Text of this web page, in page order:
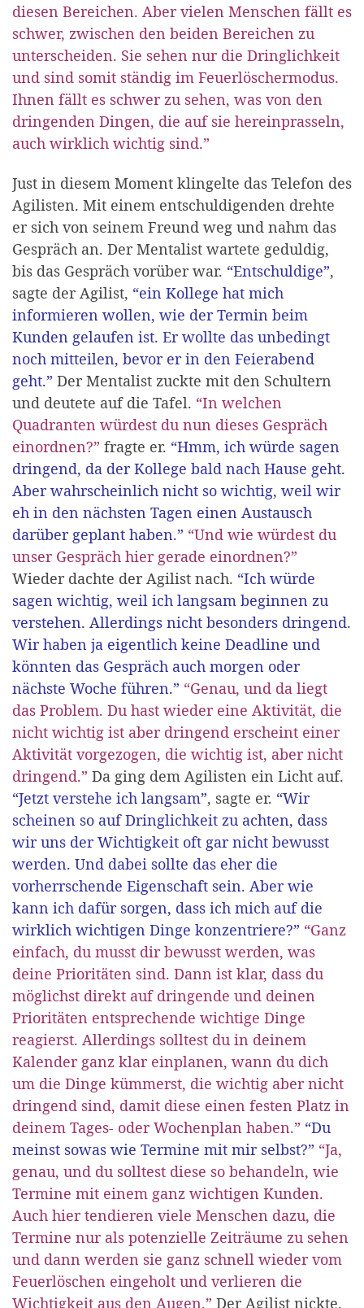
diesen Bereichen. Aber vielen Menschen fällt es
schwer, zwischen den beiden Bereichen zu
unterscheiden. Sie sehen nur die Dringlichkeit
und sind somit ständig im Feuerlöschermodus.
Ihnen fällt es schwer zu sehen, was von den
dringenden Dingen, die auf sie hereinprasseln,
auch wirklich wichtig sind.”
Just in diesem Moment klingelte das Telefon des
Agilisten. Mit einem entschuldigenden drehte
er sich von seinem Freund weg und nahm das
Gespräch an. Der Mentalist wartete geduldig,
bis das Gespräch vorüber war. “Entschuldige”,
sagte der Agilist, “ein Kollege hat mich
informieren wollen, wie der Termin beim
Kunden gelaufen ist. Er wollte das unbedingt
noch mitteilen, bevor er in den Feierabend
geht.” Der Mentalist zuckte mit den Schultern
und deutete auf die Tafel. “In welchen
Quadranten würdest du nun dieses Gespräch
einordnen?” fragte er. “Hmm, ich würde sagen
dringend, da der Kollege bald nach Hause geht.
Aber wahrscheinlich nicht so wichtig, weil wir
eh in den nächsten Tagen einen Austausch
darüber geplant haben.” “Und wie würdest du
unser Gespräch hier gerade einordnen?”
Wieder dachte der Agilist nach. “Ich würde
sagen wichtig, weil ich langsam beginnen zu
verstehen. Allerdings nicht besonders dringend.
Wir haben ja eigentlich keine Deadline und
könnten das Gespräch auch morgen oder
nächste Woche führen.” “Genau, und da liegt
das Problem. Du hast wieder eine Aktivität, die
nicht wichtig ist aber dringend erscheint einer
Aktivität vorgezogen, die wichtig ist, aber nicht
dringend.” Da ging dem Agilisten ein Licht auf.
“Jetzt verstehe ich langsam”, sagte er. “Wir
scheinen so auf Dringlichkeit zu achten, dass
wir uns der Wichtigkeit oft gar nicht bewusst
werden. Und dabei sollte das eher die
vorherrschende Eigenschaft sein. Aber wie
kann ich dafür sorgen, dass ich mich auf die
wirklich wichtigen Dinge konzentriere?” “Ganz
einfach, du musst dir bewusst werden, was
deine Prioritäten sind. Dann ist klar, dass du
möglichst direkt auf dringende und deinen
Prioritäten entsprechende wichtige Dinge
reagierst. Allerdings solltest du in deinem
Kalender ganz klar einplanen, wann du dich
um die Dinge kümmerst, die wichtig aber nicht
dringend sind, damit diese einen festen Platz in
deinem Tages- oder Wochenplan haben.” “Du
meinst sowas wie Termine mit mir selbst?” “Ja,
genau, und du solltest diese so behandeln, wie
Termine mit einem ganz wichtigen Kunden.
Auch hier tendieren viele Menschen dazu, die
Termine nur als potenzielle Zeiträume zu sehen
und dann werden sie ganz schnell wieder vom
Feuerlöschen eingeholt und verlieren die
Wichtigkeit aus den Augen.” Der Agilist nickte.